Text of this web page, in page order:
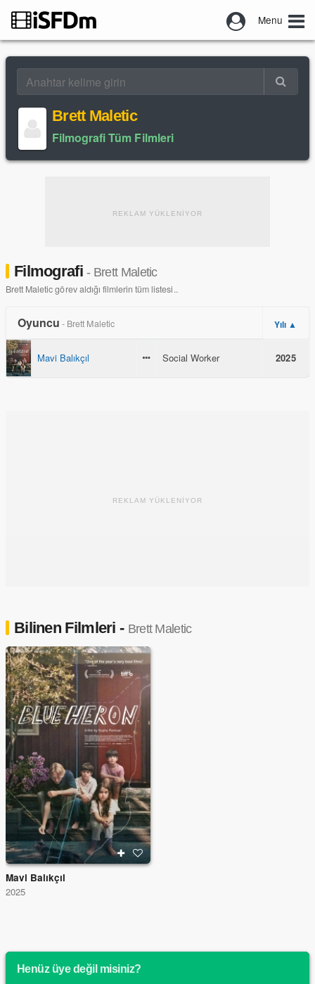
Menu
Brett Maletic
Filmografi Tüm Filmleri
REKLAM YÜKLENİYOR
Filmografi- Brett Maletic
Brett Maletic görev aldığı filmlerin tüm listesi..
Oyuncu - Brett Maletic Yılı ▲
Mavi Balıkçıl Social Worker 2025
REKLAM YÜKLENİYOR
Bilinen Filmleri - Brett Maletic
Mavi Balıkçıl
2025
Henüz üye değil misiniz?